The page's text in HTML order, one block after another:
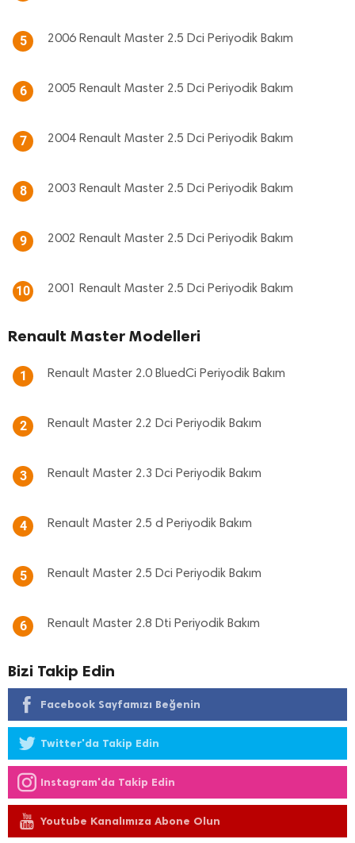
5 2006 Renault Master 2.5 Dci Periyodik Bakım
6 2005 Renault Master 2.5 Dci Periyodik Bakım
7 2004 Renault Master 2.5 Dci Periyodik Bakım
8 2003 Renault Master 2.5 Dci Periyodik Bakım
9 2002 Renault Master 2.5 Dci Periyodik Bakım
10 2001 Renault Master 2.5 Dci Periyodik Bakım
Renault Master Modelleri
1 Renault Master 2.0 BluedCi Periyodik Bakım
2 Renault Master 2.2 Dci Periyodik Bakım
3 Renault Master 2.3 Dci Periyodik Bakım
4 Renault Master 2.5 d Periyodik Bakım
5 Renault Master 2.5 Dci Periyodik Bakım
6 Renault Master 2.8 Dti Periyodik Bakım
Bizi Takip Edin
Facebook Sayfamızı Beğenin
Twitter'da Takip Edin
Instagram'da Takip Edin
Youtube Kanalımıza Abone Olun